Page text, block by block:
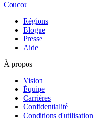
Coucou
Régions
Blogue
Presse
Aide
À propos
Vision
Équipe
Carrières
Confidentialité
Conditions d'utilisation